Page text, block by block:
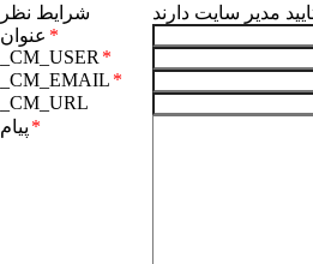
شرایط نظر
مدیر سایت دارند
عنوان *
_CM_USER *
_CM_EMAIL *
_CM_URL
پیام *